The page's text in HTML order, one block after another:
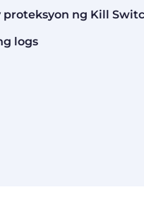
ng Kill
logs